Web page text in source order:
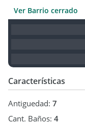
Sala de masajes
Cuatro canchas de
Dos canchas de
Cancha Multideporte
Ver Barrio cerrado
Características
Antiguedad: 7
Cant. Baños: 4